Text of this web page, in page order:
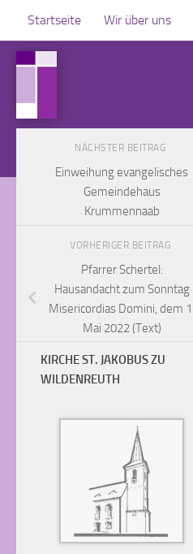
Zum Inhalt springen
Startseite Wir über uns
NÄCHSTER BEITRAG
Einweihung evangelisches
Gemeindehaus
Krummennaab
VORHERIGER BEITRAG
Pfarrer Schertel:
Hausandacht zum Sonntag
Misericordias Domini, dem 1.
Mai 2022 (Text)
KIRCHE ST. JAKOBUS ZU
WILDENREUTH